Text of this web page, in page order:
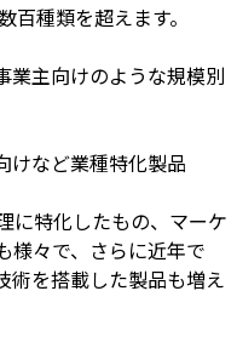
百種類を超えます。
業主向けのような規模別
けなど業種特化製品
に特化したもの、マーケ
様々で、さらに近年で
術を搭載した製品も増え